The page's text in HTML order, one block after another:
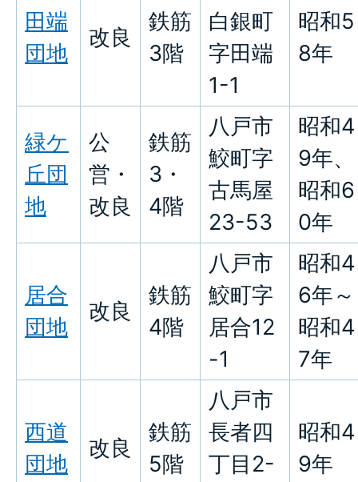
田端
団地
改良
鉄筋
3階
白銀町
字田端
1-1
昭和5
8年
緑ケ
丘団
地
公
営・
改良
鉄筋
3・
4階
八戸市
鮫町字
古馬屋
23-53
昭和4
9年、
昭和6
0年
居合
団地
改良
鉄筋
4階
八戸市
鮫町字
居合12
-1
昭和4
6年～
昭和4
7年
西道
団地
改良
鉄筋
5階
八戸市
長者四
丁目2-
昭和4
9年